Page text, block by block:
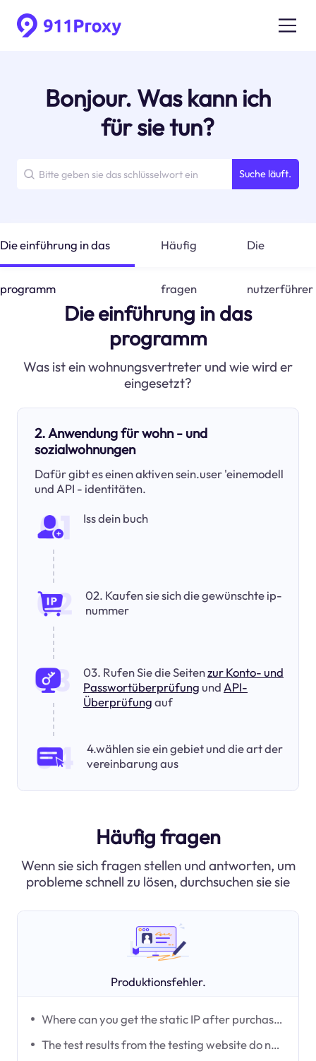
Bonjour. Was kann ich
für sie tun?
Suche läuft.
Die einführung in das
programm
Häufig
fragen
Die
nutzerführer
Die einführung in das
programm
Was ist ein wohnungsvertreter und wie wird er
eingesetzt?
2. Anwendung für wohn - und
sozialwohnungen
Dafür gibt es einen aktiven sein.user 'einemodell
und API - identitäten.
Iss dein buch
02. Kaufen sie sich die gewünschte ip-
nummer
03. Rufen Sie die Seitenzur Konto- und
Passwortüberprüfung und API-
Überprüfungauf
4.wählen sie ein gebiet und die art der
vereinbarung aus
Häufig fragen
Wenn sie sich fragen stellen und antworten, um
probleme schnell zu lösen, durchsuchen sie sie
Produktionsfehler.
Where can you get the static IP after purchasing it?
The test results from the testing website do not match the region I purchased from.